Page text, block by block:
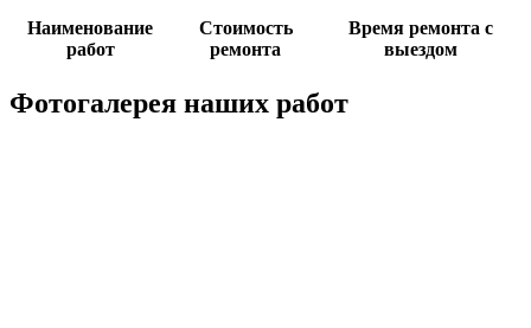
Наименование
работ
Стоимость
ремонта
Время ремонта с
выездом
Фотогалерея наших работ